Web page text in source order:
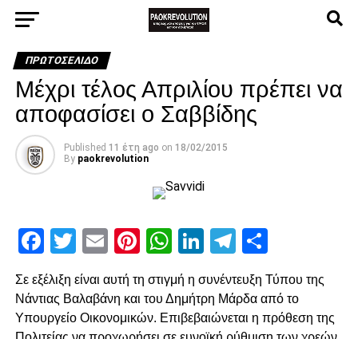
ΠΡΩΤΟΣΈΛΙΔΟ
Μέχρι τέλος Απριλίου πρέπει να
αποφασίσει ο Σαββίδης
Published 11 έτη ago on 18/02/2015
By paokrevolution
Facebook
Twitter
EmailPinterest
WhatsApp
LinkedIn
Telegram
Σε εξέλιξη είναι αυτή τη στιγμή η συνέντευξη Τύπου της
Νάντιας Βαλαβάνη και του Δημήτρη Μάρδα από το
Υπουργείο Οικονομικών. Επιβεβαιώνεται η πρόθεση της